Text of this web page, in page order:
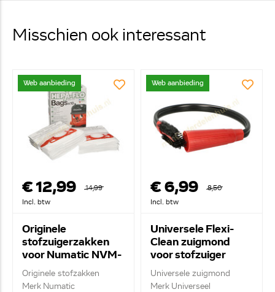
Misschien ook interessant
Web aanbieding
€ 12,99
14,99
Incl. btw
Originele
stofzuigerzakken
voor Numatic NVM-
1CH 604015
Originele stofzakken
Merk Numatic
Web aanbieding
€ 6,99
8,50
Incl. btw
Universele Flexi-
Clean zuigmond
voor stofzuiger
Universele zuigmond
Merk Universeel